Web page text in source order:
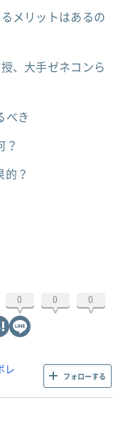
メリットはあるの
、大手ゼネコンら
べき
？
？
0 0 0
レ
フォローする